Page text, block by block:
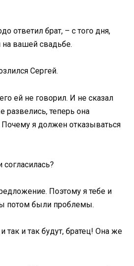
ответил брат, – с того дня,
вашей свадьбе.
Сергей.
ей не говорил. И не сказал
теперь она
я должен отказываться
Поэтому я тебе и
потом были проблемы.
так и так будут, братец! Она же